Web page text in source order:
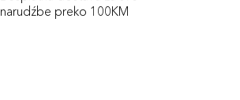
narudźbe preko 100KM